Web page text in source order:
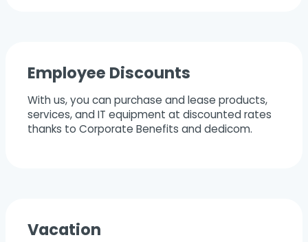
Employee Discounts
With us, you can purchase and lease products,
services, and IT equipment at discounted rates
thanks to Corporate Benefits and dedicom.
Vacation